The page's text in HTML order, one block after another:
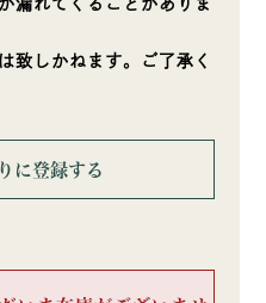
漏れてくることがありま
致しかねます。ご了承く
に登録する